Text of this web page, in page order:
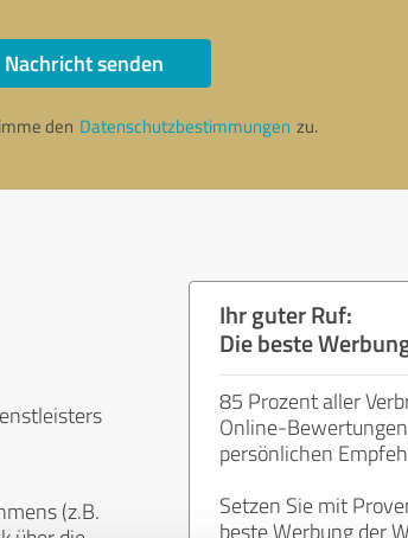
Nachricht senden
den Datenschutzbestimmungen zu.
(z.B.
Ihr guter Ruf:
Die beste
85 Prozent aller
Online-
persönlichen
Setzen Sie mit
beste Werbung der